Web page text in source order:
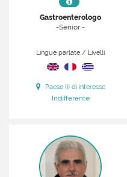
Gastroenterologo
-Senior -
Lingue parlate / Livelli
Paese (i) di interesse
Indifferente